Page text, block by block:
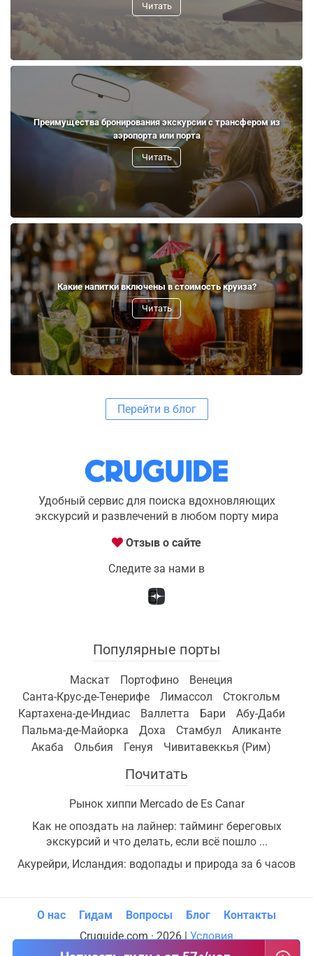
Читать
Преимущества бронирования экскурсии с трансфером из
аэропорта или порта
Читать
Какие напитки включены в стоимость круиза?
Читать
Перейти в блог
Удобный сервис для поиска вдохновляющих
экскурсий и развлечений в любом порту мира
Отзыв о сайте
Следите за нами в
Популярные порты
Маскат Портофино
Венеция
Санта-Крус-де-Тенерифе
Лимассол
Стокгольм
Картахена-де-Индиас
Валлетта Бари
Абу-Даби
Пальма-де-Майорка
Доха Стамбул
Аликанте
Акаба
Ольбия Генуя Чивитавеккья (Рим)
Почитать
Рынок хиппи Mercado de Es Canar
Как не опоздать на лайнер: тайминг береговых
экскурсий и что делать, если всё пошло ...
Акурейри, Исландия: водопады и природа за 6 часов
Cruguide.com · 2026 |Условия
О нас Гидам Вопросы Блог Контакты